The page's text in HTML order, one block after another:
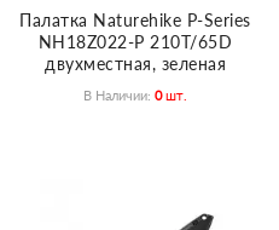
Палатка Naturehike P-Series
NH18Z022-P 210T/65D
двухместная, зеленая
В Наличии: 0 Шт.